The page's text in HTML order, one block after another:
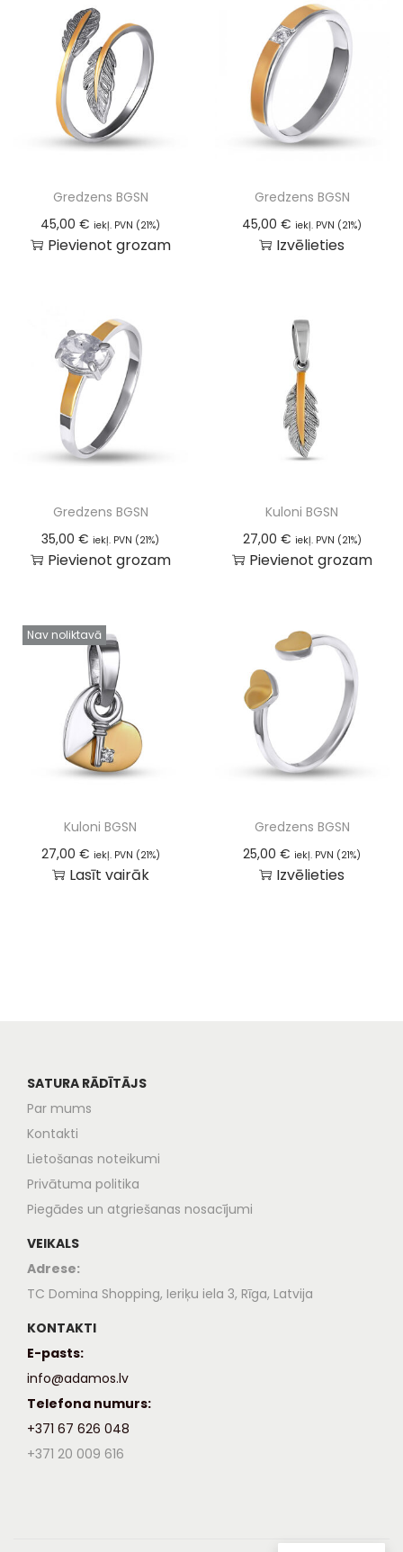
Gredzens BGSN
45,00€ iekļ. PVN (21%)
Pievienot grozam
Gredzens BGSN
45,00€ iekļ. PVN (21%)
Izvēlieties
Gredzens BGSN
35,00€ iekļ. PVN (21%)
Pievienot grozam
Kuloni BGSN
27,00 € iekļ. PVN (21%)
Pievienot grozam
Nav noliktavā
Kuloni BGSN
27,00 € iekļ. PVN (21%)
Lasīt vairāk
Gredzens BGSN
25,00€ iekļ. PVN (21%)
Izvēlieties
SATURA RĀDĪTĀJS
Par mums
Kontakti
Lietošanas noteikumi
Privātuma politika
Piegādes un atgriešanas nosacījumi
VEIKALS
Adrese:
TC Domina Shopping, Ieriķu iela 3, Rīga, Latvija
KONTAKTI
E-pasts:
info@adamos.lv
Telefona numurs:
+371 67 626 048
+371 20 009 616